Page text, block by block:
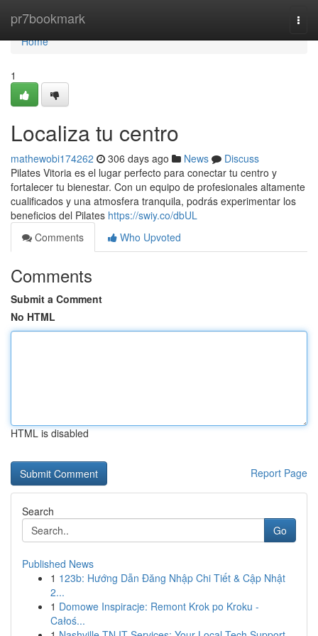
pr7bookmark
Home
Home
1
Localiza tu centro
mathewobi174262 306 days ago News
Discuss
Pilates Vitoria es el lugar perfecto para conectar tu centro y
fortalecer tu bienestar. Con un equipo de profesionales altamente
cualificados y una atmosfera tranquila, podrás experimentar los
beneficios del Pilates https://swiy.co/dbUL
Comments
Who Upvoted
Comments
Submit a Comment
No HTML
HTML is disabled
Report Page
Search
Go
Published News
1 123b: Hướng Dẫn Đăng Nhập Chi Tiết & Cập Nhật
2...
1 Domowe Inspiracje: Remont Krok po Kroku -
Całoś...